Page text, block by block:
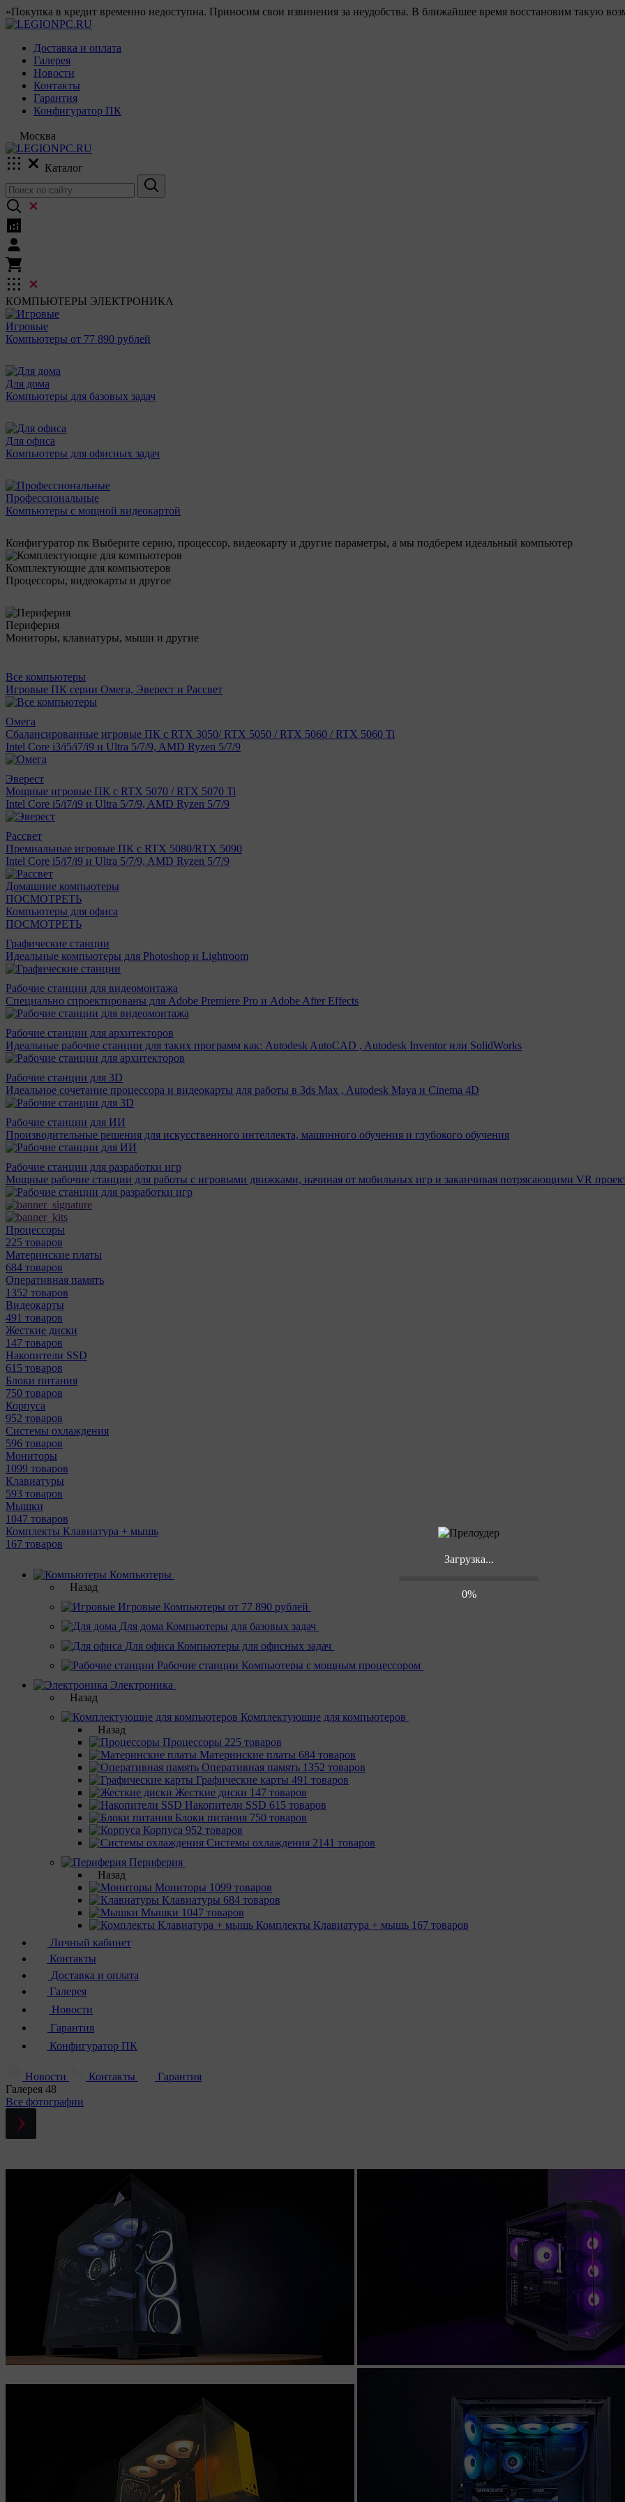
Загрузка...
0%
«Покупка в кредит временно недоступна. Приносим свои извинения за неудобства. В ближайшее время восстановим такую
Доставка и оплата
Галерея
Новости
Контакты
Гарантия
Конфигуратор ПК
Москва
Каталог
КОМПЬЮТЕРЫ ЭЛЕКТРОНИКА
Игровые
Компьютеры от 77 890 рублей
Для дома
Компьютеры для базовых задач
Для офиса
Компьютеры для офисных задач
Профессиональные
Компьютеры с мощной видеокартой
Конфигуратор пк Выберите серию, процессор, видеокарту и другие параметры, а мы подберем идеальный компьютер
Комплектующие для компьютеров
Процессоры, видеокарты и другое
Периферия
Мониторы, клавиатуры, мыши и другие
Все компьютеры
Игровые ПК серии Омега, Эверест и Рассвет
Омега
Сбалансированные игровые ПК с RTX 3050/ RTX 5050 / RTX 5060 / RTX 5060 Ti
Intel Core i3/i5/i7/i9 и Ultra 5/7/9, AMD Ryzen 5/7/9
Эверест
Мощные игровые ПК с RTX 5070 / RTX 5070 Ti
Intel Core i5/i7/i9 и Ultra 5/7/9, AMD Ryzen 5/7/9
Рассвет
Премиальные игровые ПК с RTX 5080/RTX 5090
Intel Core i5/i7/i9 и Ultra 5/7/9, AMD Ryzen 5/7/9
Домашние компьютеры
ПОСМОТРЕТЬ
Компьютеры для офиса
ПОСМОТРЕТЬ
Графические станции
Идеальные компьютеры для Photoshop и Lightroom
Рабочие станции для видеомонтажа
Специально спроектированы для Adobe Premiere Pro и Adobe After Effects
Рабочие станции для архитекторов
Идеальные рабочие станции для таких программ как: Autodesk AutoCAD , Autodesk Inventor или SolidWorks
Рабочие станции для 3D
Идеальное сочетание процессора и видеокарты для работы в 3ds Max , Autodesk Maya и Cinema 4D
Рабочие станции для ИИ
Производительные решения для искусственного интеллекта, машинного обучения и глубокого обучения
Рабочие станции для разработки игр
Мощные рабочие станции для работы с игровыми движками, начиная от мобильных игр и заканчивая потрясающими VR
Процессоры
225 товаров
Материнcкие платы
684 товаров
Оперативная память
1352 товаров
Видеокарты
491 товаров
Жесткие диски
147 товаров
Накопители SSD
615 товаров
Блоки питания
750 товаров
Корпуса
952 товаров
Системы охлаждения
596 товаров
Мониторы
1099 товаров
Клавиатуры
593 товаров
Мышки
1047 товаров
Комплекты Клавиатура + мышь
167 товаров
Компьютеры
Назад
Игровые Компьютеры от 77 890 рублей
Для дома Компьютеры для базовых задач
Для офиса Компьютеры для офисных задач
Рабочие станции Компьютеры с мощным процессором
Электроника
Назад
Комплектующие для компьютеров
Назад
Процессоры 225 товаров
Материнcкие платы 684 товаров
Оперативная память 1352 товаров
Графические карты 491 товаров
Жесткие диски 147 товаров
Накопители SSD 615 товаров
Блоки питания 750 товаров
Корпуса 952 товаров
Системы охлаждения 2141 товаров
Периферия
Назад
Мониторы 1099 товаров
Клавиатуры 684 товаров
Мышки 1047 товаров
Комплекты Клавиатура + мышь 167 товаров
Личный кабинет
Контакты
Доставка и оплата
Галерея
Новости
Гарантия
Конфигуратор ПК
Новости Контакты
Гарантия
Галерея 48
Все фотографии